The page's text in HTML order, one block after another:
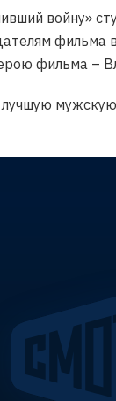
войну»
фильма –